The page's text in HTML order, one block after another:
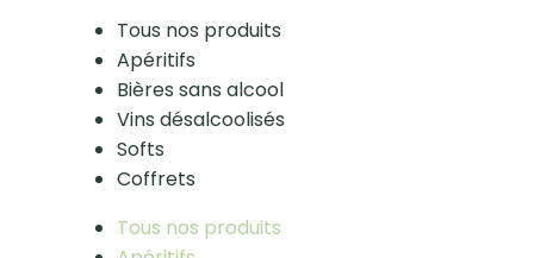
Tous nos produits
Apéritifs
Bières sans alcool
Vins désalcoolisés
Softs
Coffrets
Tous nos produits